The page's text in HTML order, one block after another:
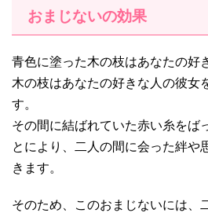
おまじないの効果
青色に塗った木の枝はあなたの好
木の枝はあなたの好きな人の彼女
す。
その間に結ばれていた赤い糸をば
とにより、二人の間に会った絆や
きます。
そのため、このおまじないには、